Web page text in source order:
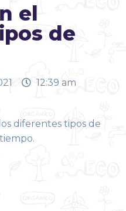
el
de
12:39 am
diferentes tipos de